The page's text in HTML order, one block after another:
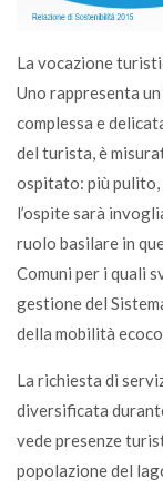
La vocazione
Uno rappresenta
complessa e
del turista, è
ospitato: più pulito,
l’ospite sarà
ruolo basilare in
Comuni per i quali
gestione del
della mobilità
La richiesta di
diversificata
vede presenze
popolazione del